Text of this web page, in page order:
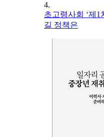
4.
초고령사회 ‘제
길 정책은